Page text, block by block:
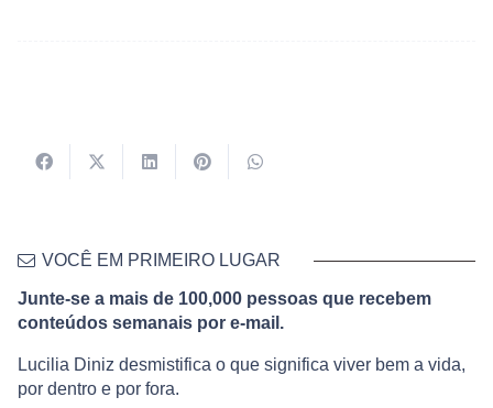
VOCÊ EM PRIMEIRO LUGAR
Junte-se a mais de 100,000 pessoas que recebem
conteúdos semanais por e-mail.
Lucilia Diniz desmistifica o que significa viver bem a vida,
por dentro e por fora.